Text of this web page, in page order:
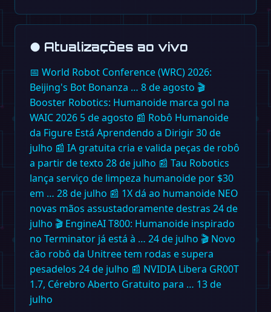
● Atualizações ao vivo
📅 World Robot Conference (WRC) 2026:
Beijing's Bot Bonanza … 8 de agosto 🎬
Booster Robotics: Humanoide marca gol na
WAIC 2026 5 de agosto 📰 Robô Humanoide
da Figure Está Aprendendo a Dirigir30 de
julho 📰 IA gratuita cria e valida peças de robô
a partir de texto 28 de julho 📰 Tau Robotics
lança serviço de limpeza humanoide por $30
em … 28 de julho 📰 1X dá ao humanoide NEO
novas mãos assustadoramente destras 24 de
julho 🎬 EngineAI T800: Humanoide inspirado
no Terminator já está à … 24 de julho 🎬 Novo
cão robô da Unitree tem rodas e supera
pesadelos 24 de julho 📰 NVIDIA Libera GR00T
1.7, Cérebro Aberto Gratuito para … 13 de
julho